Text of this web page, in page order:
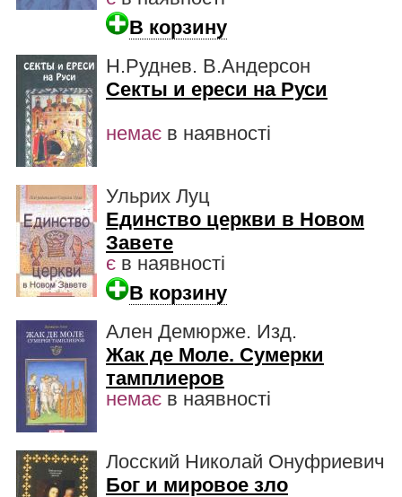
В корзину
Н.Руднев. В.Андерсон
Секты и ереси на Руси
немає в наявності
Ульрих Луц
Единство церкви в Новом
Завете
є в наявності
В корзину
Ален Демюрже. Изд.
Жак де Моле. Сумерки
тамплиеров
немає в наявності
Лосский Николай Онуфриевич
Бог и мировое зло